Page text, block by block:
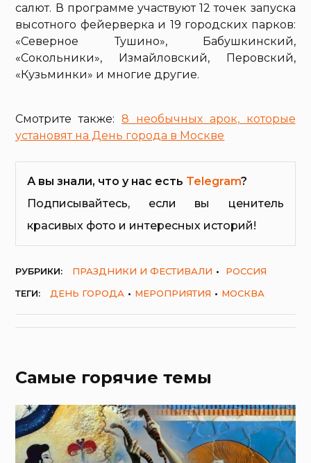
салют. В программе участвуют 12 точек запуска
высотного фейерверка и 19 городских парков:
«Северное Тушино», Бабушкинский,
«Сокольники», Измайловский, Перовский,
«Кузьминки» и многие другие.
Смотрите также:8 необычных арок, которые
установят на День города в Москве
А вы знали, что у нас есть Telegram?
Подписывайтесь, если вы ценитель
красивых фото и интересных историй!
РУБРИКИ: ПРАЗДНИКИ И ФЕСТИВАЛИ
РОССИЯ
ТЕГИ:
ДЕНЬ ГОРОДА МЕРОПРИЯТИЯ МОСКВА
Самые горячие темы